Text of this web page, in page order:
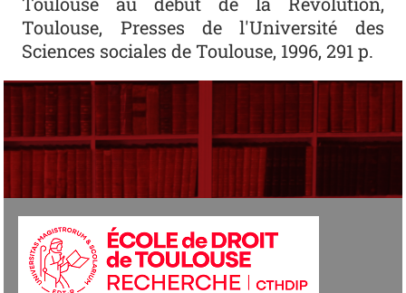
Toulouse, Presses de l'Université des
Sciences sociales de Toulouse, 1996, 291 p.